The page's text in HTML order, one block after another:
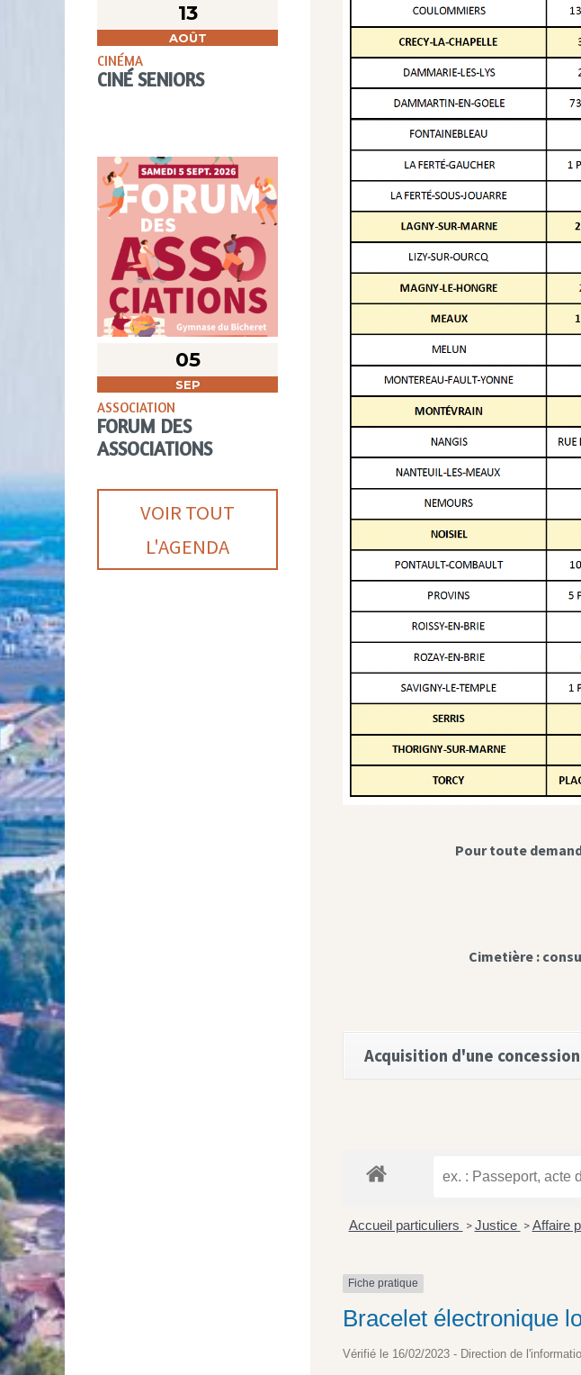
13
AOÛT
CINÉMA
CINÉ SENIORS
05
SEP
ASSOCIATION
FORUM DES
ASSOCIATIONS
VOIR TOUT
L'AGENDA
Pour toute
Cimetière :
Acquisition d'une
Accueil particuliers > Justice > Affaire
Fiche pratique
Bracelet électronique
Vérifié le 16/02/2023 - Direction de